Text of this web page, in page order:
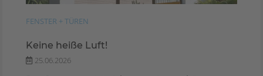
FENSTER + TÜREN
Keine heiße Luft!
25.06.2026